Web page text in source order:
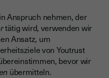
Anspruch nehmen, der
tätig wird, verwenden wir
Ansatz, um
von Youtrust
bevor wir
übermitteln.